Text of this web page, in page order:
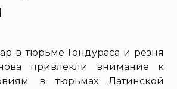
в тюрьме Гондураса и резня
привлекли внимание к
в тюрьмах Латинской